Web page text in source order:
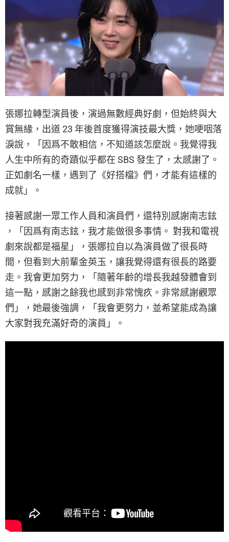
張娜拉轉型演員後，演過無數經典好劇，但始終與大
賞無緣，出道 23 年後首度獲得演技最大獎，她哽咽落
淚說，「因爲不敢相信，不知道該怎麼說。我覺得我
人生中所有的奇蹟似乎都在 SBS 發生了，太感謝了。
正如劇名一樣，遇到了《好搭檔》們，才能有這樣的
成就」。
接著感謝一眾工作人員和演員們，還特別感謝南志鉉
，「因爲有南志鉉，我才能做很多事情。 對我和電視
劇來說都是福星」，張娜拉自以為演員做了很長時
間，但看到大前輩金英玉，讓我覺得還有很長的路要
走。我會更加努力，「隨著年齡的增長我越發體會到
這一點，感謝之餘我也感到非常愧疚。非常感謝觀眾
們」，她最後強調，「我會更努力，並希望能成為讓
大家對我充滿好奇的演員」。